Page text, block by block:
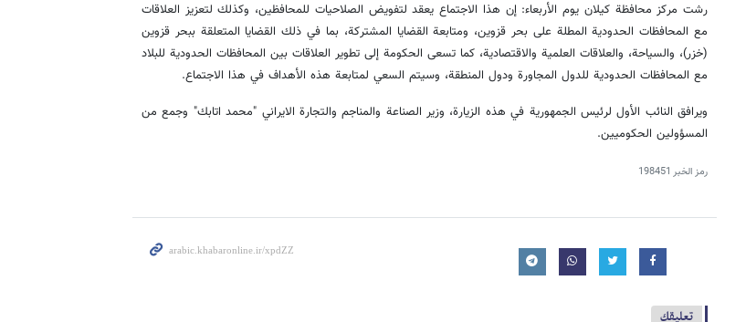
رشت مرکز محافظة کیلان يوم الأربعاء: إن هذا الاجتماع یعقد لتفويض الصلاحيات للمحافظين، وكذلك لتعزيز العلاقات
مع المحافظات الحدودية المطلة على بحر قزوين، ومتابعة القضايا المشتركة، بما في ذلك القضايا المتعلقة ببحر قزوين
(خزر)، والسياحة، والعلاقات العلمية والاقتصادية، كما تسعى الحكومة إلى تطوير العلاقات بين المحافظات الحدودية للبلاد
مع المحافظات الحدودية للدول المجاورة ودول المنطقة، وسيتم السعي لمتابعة هذه الأهداف في هذا الاجتماع.
ويرافق النائب الأول لرئيس الجمهوریة في هذه الزیارة، وزير الصناعة والمناجم والتجارة الايراني "محمد اتابك" وجمع من
المسؤولين الحكوميين.
رمز الخبر 198451
تعليقك